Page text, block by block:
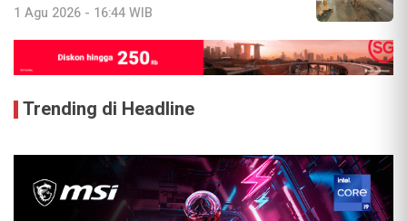
1 Agu 2026 - 16:44 WIB
Trending di Headline